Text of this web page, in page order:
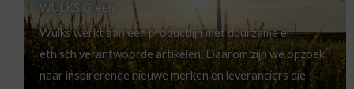
WULKS.Green
Wulks werkt aan een productlijn met duurzame en
ethisch verantwoorde artikelen. Daarom zijn we opzoek
naar inspirerende nieuwe merken en leveranciers die